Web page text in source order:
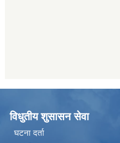
विधुतीय शुसासन सेवा
घटना दर्ता